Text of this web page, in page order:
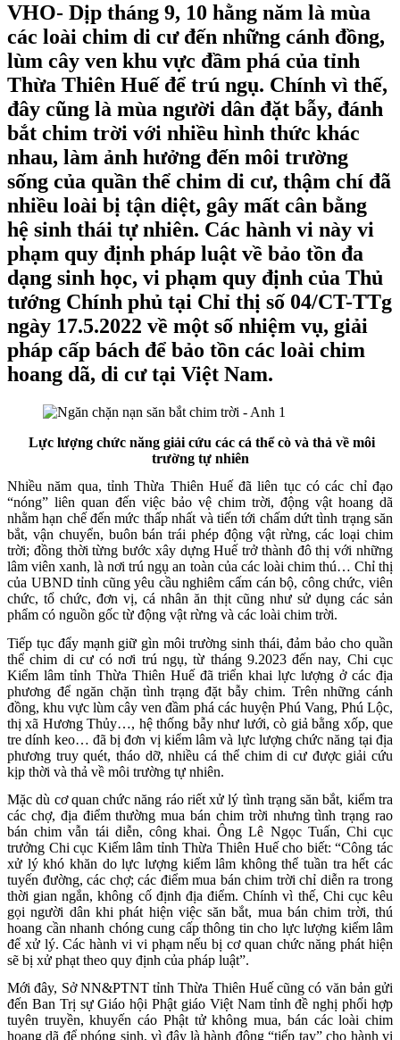
VHO- Dịp tháng 9, 10 hằng năm là mùa
các loài chim di cư đến những cánh đồng,
lùm cây ven khu vực đầm phá của tỉnh
Thừa Thiên Huế để trú ngụ. Chính vì thế,
đây cũng là mùa người dân đặt bẫy, đánh
bắt chim trời với nhiều hình thức khác
nhau, làm ảnh hưởng đến môi trường
sống của quần thể chim di cư, thậm chí đã
nhiều loài bị tận diệt, gây mất cân bằng
hệ sinh thái tự nhiên. Các hành vi này vi
phạm quy định pháp luật về bảo tồn đa
dạng sinh học, vi phạm quy định của Thủ
tướng Chính phủ tại Chỉ thị số 04/CT-TTg
ngày 17.5.2022 về một số nhiệm vụ, giải
pháp cấp bách để bảo tồn các loài chim
hoang dã, di cư tại Việt Nam.
Lực lượng chức năng giải cứu các cá thể cò và thả về môi
trường tự nhiên
Nhiều năm qua, tỉnh Thừa Thiên Huế đã liên tục có các chỉ đạo
“nóng” liên quan đến việc bảo vệ chim trời, động vật hoang dã
nhằm hạn chế đến mức thấp nhất và tiến tới chấm dứt tình trạng săn
bắt, vận chuyển, buôn bán trái phép động vật rừng, các loại chim
trời; đồng thời từng bước xây dựng Huế trở thành đô thị với những
lâm viên xanh, là nơi trú ngụ an toàn của các loài chim thú… Chỉ thị
của UBND tỉnh cũng yêu cầu nghiêm cấm cán bộ, công chức, viên
chức, tổ chức, đơn vị, cá nhân ăn thịt cũng như sử dụng các sản
phẩm có nguồn gốc từ động vật rừng và các loài chim trời.
Tiếp tục đẩy mạnh giữ gìn môi trường sinh thái, đảm bảo cho quần
thể chim di cư có nơi trú ngụ, từ tháng 9.2023 đến nay, Chi cục
Kiểm lâm tỉnh Thừa Thiên Huế đã triển khai lực lượng ở các địa
phương để ngăn chặn tình trạng đặt bẫy chim. Trên những cánh
đồng, khu vực lùm cây ven đầm phá các huyện Phú Vang, Phú Lộc,
thị xã Hương Thủy…, hệ thống bẫy như lưới, cò giả bằng xốp, que
tre dính keo… đã bị đơn vị kiểm lâm và lực lượng chức năng tại địa
phương truy quét, tháo dỡ, nhiều cá thể chim di cư được giải cứu
kịp thời và thả về môi trường tự nhiên.
Mặc dù cơ quan chức năng ráo riết xử lý tình trạng săn bắt, kiểm tra
các chợ, địa điểm thường mua bán chim trời nhưng tình trạng rao
bán chim vẫn tái diễn, công khai. Ông Lê Ngọc Tuấn, Chi cục
trưởng Chi cục Kiểm lâm tỉnh Thừa Thiên Huế cho biết: “Công tác
xử lý khó khăn do lực lượng kiểm lâm không thể tuần tra hết các
tuyến đường, các chợ; các điểm mua bán chim trời chỉ diễn ra trong
thời gian ngắn, không cố định địa điểm. Chính vì thế, Chi cục kêu
gọi người dân khi phát hiện việc săn bắt, mua bán chim trời, thú
hoang cần nhanh chóng cung cấp thông tin cho lực lượng kiểm lâm
để xử lý. Các hành vi vi phạm nếu bị cơ quan chức năng phát hiện
sẽ bị xử phạt theo quy định của pháp luật”.
Mới đây, Sở NN&PTNT tỉnh Thừa Thiên Huế cũng có văn bản gửi
đến Ban Trị sự Giáo hội Phật giáo Việt Nam tỉnh đề nghị phối hợp
tuyên truyền, khuyến cáo Phật tử không mua, bán các loài chim
hoang dã để phóng sinh, vì đây là hành động “tiếp tay” cho hành vi